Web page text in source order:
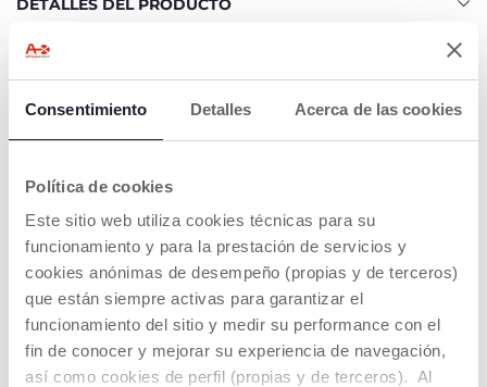
Consentimiento Detalles Acerca de las cookies
Política de cookies
Este sitio web utiliza cookies técnicas para su
funcionamiento y para la prestación de servicios y
cookies anónimas de desempeño (propias y de terceros)
que están siempre activas para garantizar el
funcionamiento del sitio y medir su performance con el
fin de conocer y mejorar su experiencia de navegación,
así como cookies de perfil (propias y de terceros). Al
DETALLES DEL PRODUCTO
Buscar una tienda
NUESTRO CONSEJOS